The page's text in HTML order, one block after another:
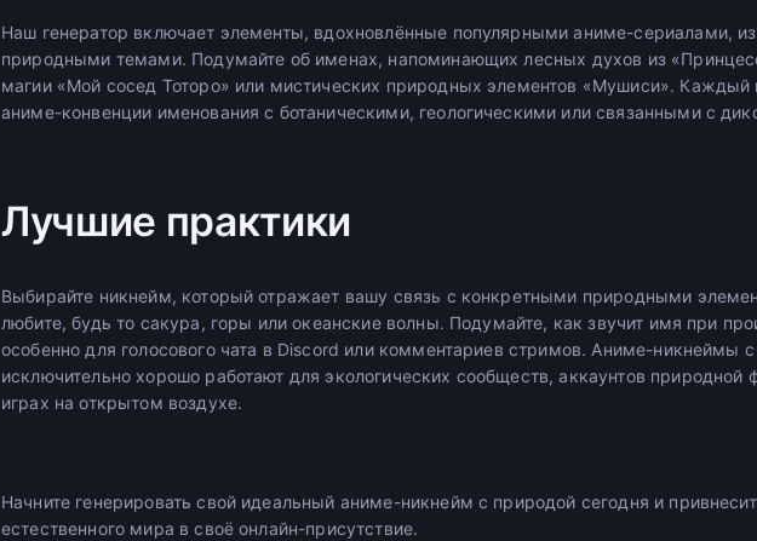
Наш генератор включает элементы, вдохновлённые популярными аниме-сериалами,
природными темами. Подумайте об именах, напоминающих лесных духов из
магии «Мой сосед Тоторо» или мистических природных элементов «Мушиси». Каждый
аниме-конвенции именования с ботаническими, геологическими или связанными с
Лучшие практики
Выбирайте никнейм, который отражает вашу связь с конкретными природными
любите, будь то сакура, горы или океанские волны. Подумайте, как звучит имя при
особенно для голосового чата в Discord или комментариев стримов. Аниме-никнеймы
исключительно хорошо работают для экологических сообществ, аккаунтов природной
играх на открытом воздухе.
Начните генерировать свой идеальный аниме-никнейм с природой сегодня и
естественного мира в своё онлайн-присутствие.